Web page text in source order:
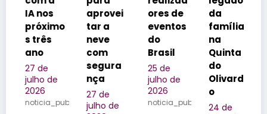
aprovei
tar a
neve
com
segura
nça
27 de
julho de
ores de
eventos
do
Brasil
25 de
julho de
2026
noticia_publicada
da
família
na
Quinta
do
Olivard
o
24 de
campa
nha de
férias
23 de
julho de
2026